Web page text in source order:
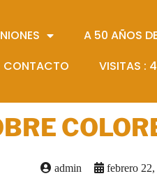
A 50 AÑOS
CONTACTO VISITAS :
admin febrero 22,